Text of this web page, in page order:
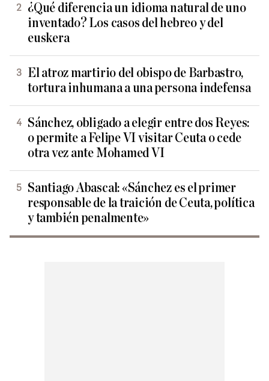
¿Qué diferencia un idioma natural de uno
inventado? Los casos del hebreo y del
euskera
El atroz martirio del obispo de Barbastro,
tortura inhumana a una persona indefensa
Sánchez, obligado a elegir entre dos Reyes:
o permite a Felipe VI visitar Ceuta o cede
otra vez ante Mohamed VI
Santiago Abascal: «Sánchez es el primer
responsable de la traición de Ceuta, política
y también penalmente»